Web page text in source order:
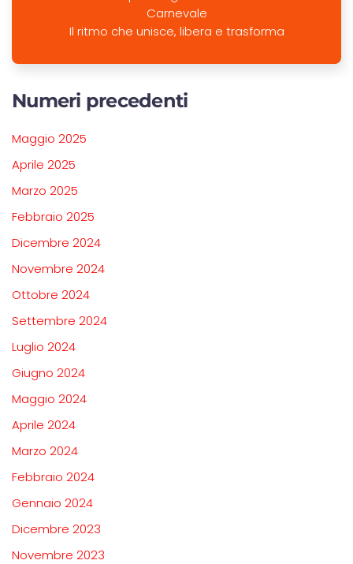
Carnevale
Il ritmo che unisce, libera e trasforma
Numeri precedenti
Maggio 2025
Aprile 2025
Marzo 2025
Febbraio 2025
Dicembre 2024
Novembre 2024
Ottobre 2024
Settembre 2024
Luglio 2024
Giugno 2024
Maggio 2024
Aprile 2024
Marzo 2024
Febbraio 2024
Gennaio 2024
Dicembre 2023
Novembre 2023